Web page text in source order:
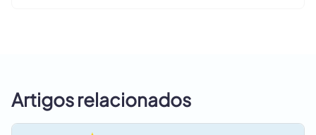
Artigos relacionados